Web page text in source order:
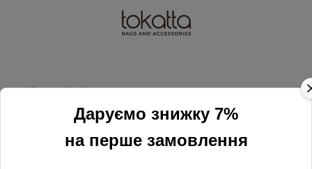
Даруємо знижку 7%
на перше замовлення
Сумки жіночі
Червона замшева сумка
Клатчі Крос-боді Сумки-багет